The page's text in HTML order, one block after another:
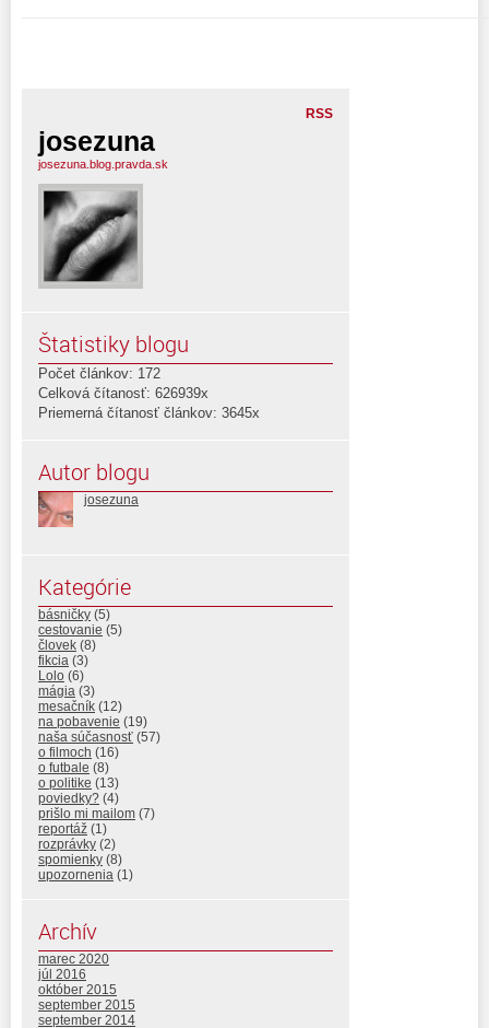
RSS
josezuna
josezuna.blog.pravda.sk
Štatistiky blogu
Počet článkov: 172
Celková čítanosť: 626939x
Priemerná čítanosť článkov: 3645x
Autor blogu
josezuna
Kategórie
básničky (5)
cestovanie (5)
človek (8)
fikcia (3)
Lolo (6)
mágia (3)
mesačník (12)
na pobavenie (19)
naša súčasnosť (57)
o filmoch (16)
o futbale (8)
o politike (13)
poviedky? (4)
prišlo mi mailom (7)
reportáž (1)
rozprávky (2)
spomienky (8)
upozornenia (1)
Archív
marec 2020
júl 2016
október 2015
september 2015
september 2014